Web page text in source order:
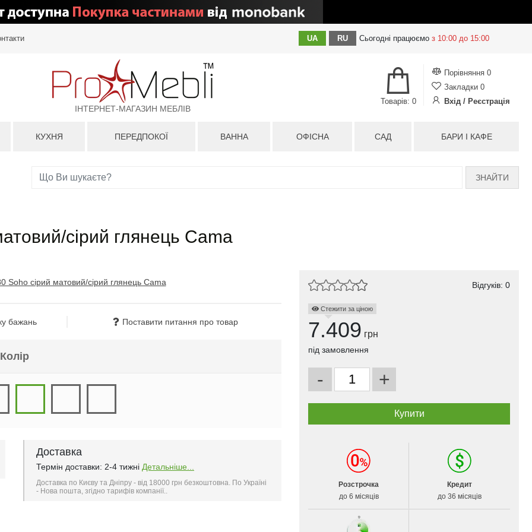
UA RU Сьогодні працюємо з 10:00 до 15:00
ІНТЕРНЕТ-МАГАЗИН МЕБЛІВ
Порівняння 0
Закладки 0
Вхід / Реєстрація
Товарів: 0
КУХНЯ ПЕРЕДПОКОЇ ВАННА ОФІСНА САД БАРИ І КАФЕ
ЗНАЙТИ
сірий глянець Cama
бажань Поставити питання про товар
Колір
Доставка
Термін доставки: 2-4 тижні Детальніше...
Доставка по Києву та Дніпру - від 18000 грн безкоштовна. По Україні
- Нова пошта, згідно тарифів компанії..
Відгуків: 0
Стежити за ціною
7.409 грн
під замовлення
- +
Розстрочка
до 6 місяців
Кредит
до 36 місяців